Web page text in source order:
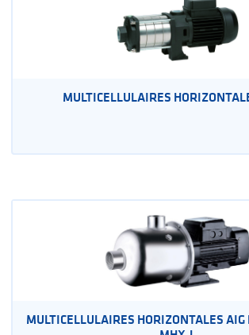
MULTICELLULAIRES
MULTICELLULAIRES HORIZONTALES AIG